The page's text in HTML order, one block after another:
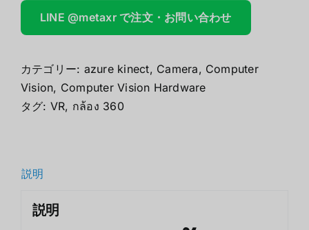
LINE @metaxr で注文・お問い合わせ
カテゴリー: azure kinect, Camera, Computer
Vision, Computer Vision Hardware
タグ: VR, กล้อง 360
説明
説明